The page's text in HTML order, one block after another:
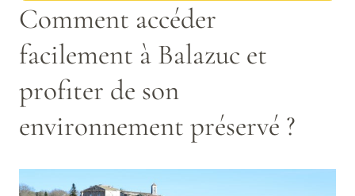
Comment accéder
facilement à Balazuc et
profiter de son
environnement préservé ?